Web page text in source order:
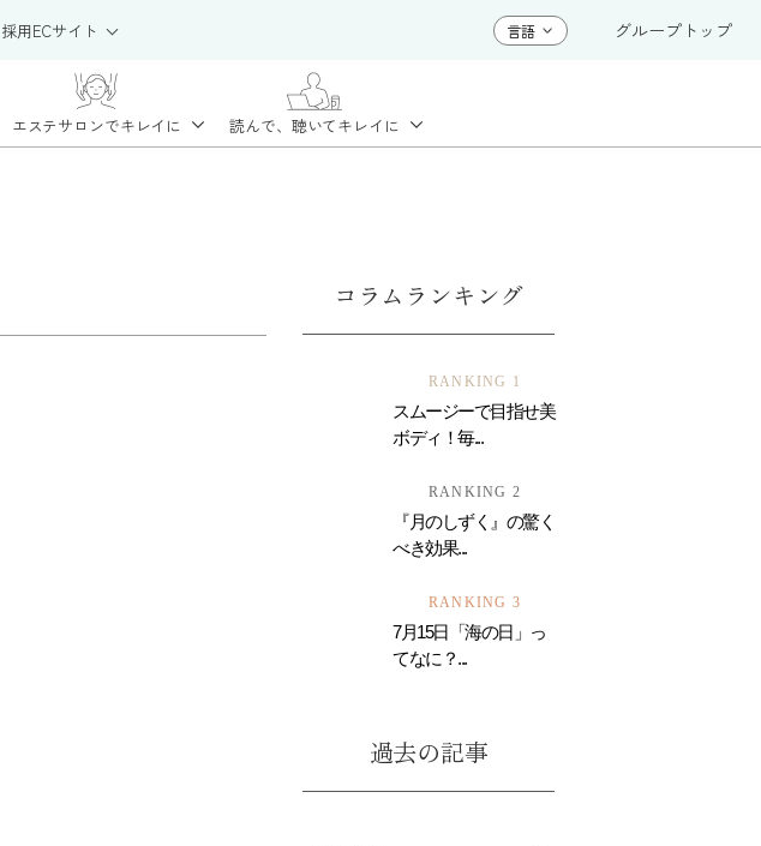
採用ECサイト グループトップ
エステサロンでキレイに 読んで、聴いてキレイに
コラムランキング
RANKING 1
スムージーで目指せ美
ボディ！毎...
RANKING 2
『月のしずく』の驚く
べき効果...
RANKING 3
7月15日「海の日」っ
てなに？...
過去の記事